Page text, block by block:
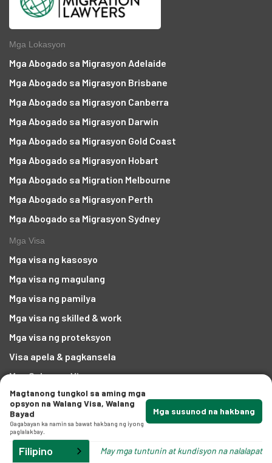
Mga Lokasyon
Mga Abogado sa Migrasyon Adelaide
Mga Abogado sa Migrasyon Brisbane
Mga Abogado sa Migrasyon Canberra
Mga Abogado sa Migrasyon Darwin
Mga Abogado sa Migrasyon Gold Coast
Mga Abogado sa Migrasyon Hobart
Mga Abogado sa Migration Melbourne
Mga Abogado sa Migrasyon Perth
Mga Abogado sa Migrasyon Sydney
Mga Visa
Mga visa ng kasosyo
Mga visa ng magulang
Mga visa ng pamilya
Mga visa ng skilled & work
Mga visa ng proteksyon
Visa apela & pagkansela
Mga Gabay sa Visa
Kumpanya
Gumawa ng IMMI account
Tungkol sa amin
Mga Parangal
Magtanong tungkol sa aming mga
opsyon na Walang Visa, Walang
Bayad
Gagabayan ka namin sa bawat hakbang ng iyong
paglalakbay.
Mga susunod na hakbang
May mga tuntunin at kundisyon na nalalapat
Filipino